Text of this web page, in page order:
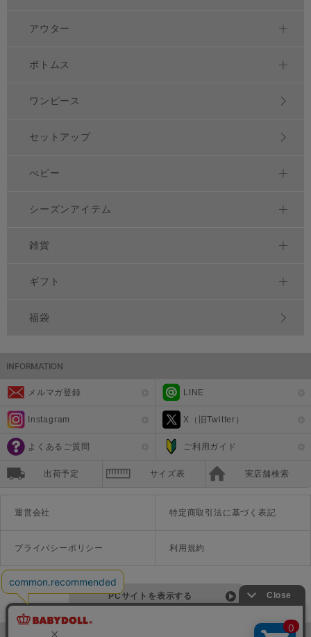
アウター
ボトムス
ワンピース
セットアップ
べビー
シーズンアイテム
雑貨
ギフト
福袋
メルマガ登録 LINE
Instagram X（旧Twitter）
よくあるご質問 ご利用ガイド
出荷予定 サイズ表 実店舗検索
運営会社 特定商取引法に基づく表記
プライバシーポリシー 利用規約
PCサイトを表示する
©Disney ©Disney/Pixar ©Disney. Based on the "Winnie the Pooh" works by A.A. Milne and E.H. Shepard.